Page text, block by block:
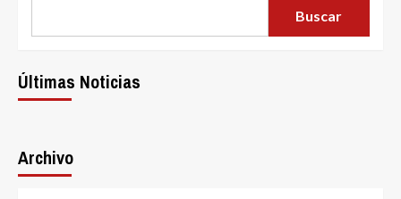
Buscar
Últimas Noticias
Archivo